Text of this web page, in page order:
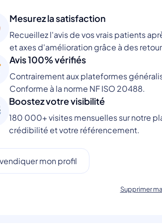
Mesurez la satisfaction
Recueillez l'avis de vos vrais patients
et axes d'amélioration grâce à des
Avis 100% vérifiés
Contrairement aux plateformes
Conforme à la norme NF ISO 20488.
Boostez votre visibilité
180 000+ visites mensuelles sur notre
crédibilité et votre référencement.
mon profil
Supprimer